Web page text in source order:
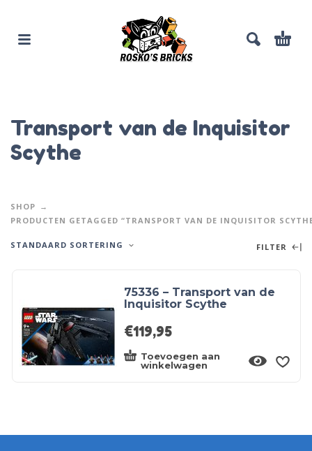
Transport van de Inquisitor
Scythe
SHOP
PRODUCTEN GETAGGED “TRANSPORT VAN DE INQUISITOR
STANDAARD SORTERING FILTER
75336 – Transport van de
Inquisitor Scythe
€119,95
Toevoegen aan
winkelwagen